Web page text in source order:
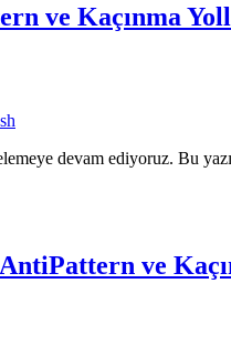
ve Kaçınma
devam ediyoruz. Bu
ve